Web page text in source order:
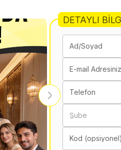
DETAYLI
Ad/Soyad
E-mail Adresiniz
Telefon
Şube
Kod (opsiyonel)